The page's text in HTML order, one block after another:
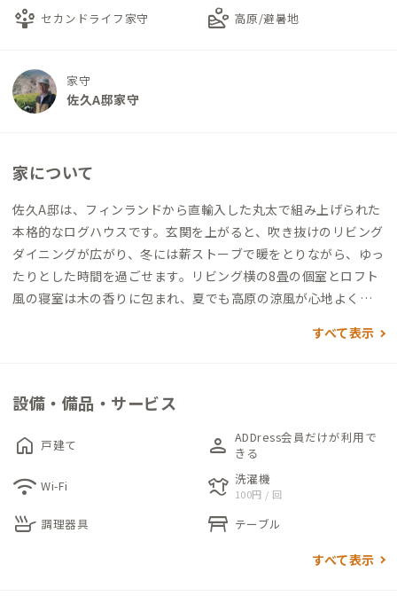
person_play セカンドライフ家守 landslide 高原/避暑地
家守
佐久A邸家守
家について
佐久A邸は、フィンランドから直輸入した丸太で組み上げられた
本格的なログハウスです。玄関を上がると、吹き抜けのリビング
ダイニングが広がり、冬には薪ストーブで暖をとりながら、ゆっ
たりとした時間を過ごせます。リビング横の8畳の個室とロフト
風の寝室は木の香りに包まれ、夏でも高原の涼風が心地よく通
自炊にも対応。ファミリーや友人グループでの長期滞在にもお
すべて表示
設備・備品・サービス
home 戸建て person ADDress会員だけが利用で
きる
wifi Wi-Fi laundry 洗濯機
100円 / 回
skillet 調理器具 table_restaurant テーブル
すべて表示